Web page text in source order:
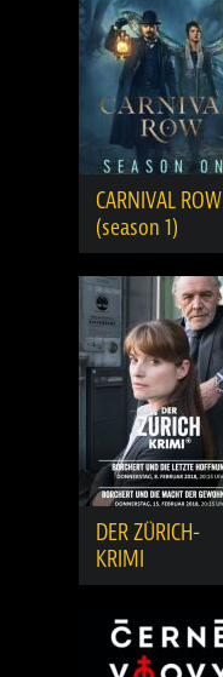
CARNIVAL ROW
(season 1)
DER ZÜRICH-
KRIMI